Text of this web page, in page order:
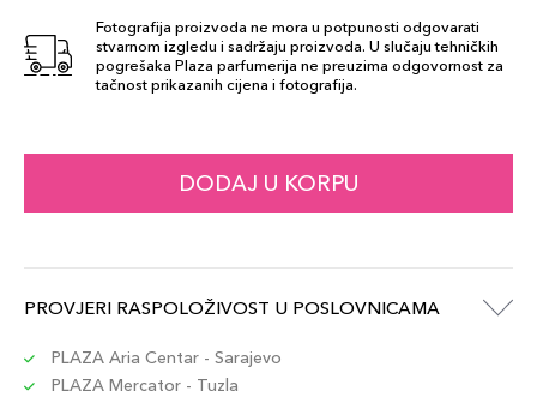
Fotografija proizvoda ne mora u potpunosti odgovarati
stvarnom izgledu i sadržaju proizvoda. U slučaju tehničkih
pogrešaka Plaza parfumerija ne preuzima odgovornost za
tačnost prikazanih cijena i fotografija.
DODAJ U KORPU
PROVJERI RASPOLOŽIVOST U POSLOVNICAMA
PLAZA Aria Centar - Sarajevo
PLAZA Mercator - Tuzla